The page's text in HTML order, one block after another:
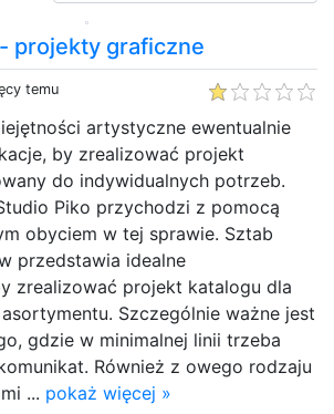
projekty graficzne
temu
artystyczne ewentualnie
by zrealizować projekt
do indywidualnych potrzeb.
Piko przychodzi z pomocą
obyciem w tej sprawie. Sztab
przedstawia idealne
zrealizować projekt katalogu dla
Szczególnie ważne jest
gdzie w minimalnej linii trzeba
Również z owego rodzaju
... pokaż więcej »